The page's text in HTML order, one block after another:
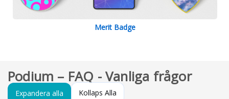
Merit Badge
Podium – FAQ - Vanliga frågor
Expandera alla Kollaps Alla